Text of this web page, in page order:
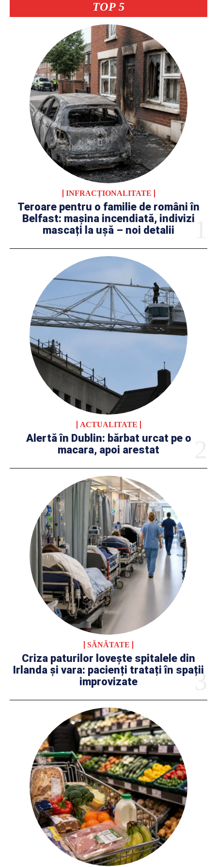
TOP 5
INFRACȚIONALITATE
Teroare pentru o familie de români în
Belfast: mașina incendiată, indivizi
mascați la ușă – noi detalii
ACTUALITATE
Alertă în Dublin: bărbat urcat pe o
macara, apoi arestat
SĂNĂTATE
Criza paturilor lovește spitalele din
Irlanda și vara: pacienți tratați în spații
improvizate